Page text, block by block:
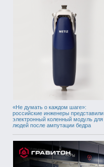
«Не думать о каждом шаге»:
российские инженеры представили
электронный коленный модуль для
людей после ампутации бедра